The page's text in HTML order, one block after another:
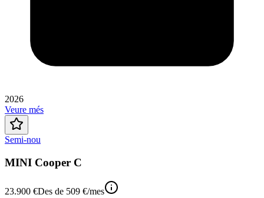
2026
Veure més
Semi-nou
MINI Cooper C
23.900 €Des de 509 €/mes